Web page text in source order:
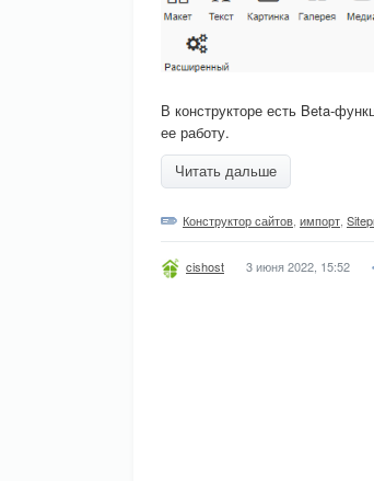
В конструкторе есть Beta-
ее работу.
Читать дальше
Конструктор сайтов импорт
cishost 3 июня 2022, 15:52